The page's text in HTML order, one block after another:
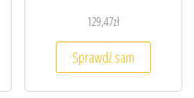
129,47zł
Sprawdź sam